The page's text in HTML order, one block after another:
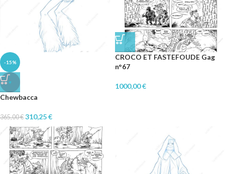
-15%
♥
Chewbacca
365,00€ 310,25€
CROCO ET FASTEFOUDE Gag
n°67
1000,00€